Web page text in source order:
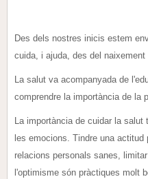
Des dels nostres inicis estem
cuida, i ajuda, des del
La salut va acompanyada de
comprendre la importància de la
La importància de cuidar la
les emocions. Tindre una
relacions personals sanes,
l'optimisme són pràctiques molt